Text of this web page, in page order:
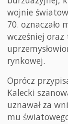
wojnie
70. oznaczało
wcześniej
rynkowej.
Oprócz
Kalecki
uznawał za
mu